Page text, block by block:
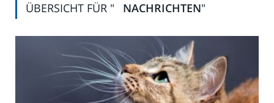
ÜBERSICHT FÜR " NACHRICHTEN"